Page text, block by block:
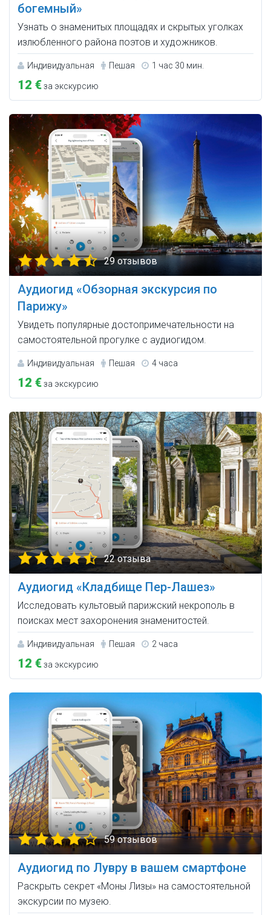
богемный»
Узнать о знаменитых площадях и скрытых уголках
излюбленного района поэтов и художников.
Индивидуальная Пешая 1 час 30 мин.
12 €за экскурсию
29 отзывов
Аудиогид «Обзорная экскурсия по
Парижу»
Увидеть популярные достопримечательности на
самостоятельной прогулке с аудиогидом.
Индивидуальная Пешая 4 часа
12 €за экскурсию
22 отзыва
Аудиогид «Кладбище Пер-Лашез»
Исследовать культовый парижский некрополь в
поисках мест захоронения знаменитостей.
Индивидуальная Пешая 2 часа
12 €за экскурсию
59 отзывов
Аудиогид по Лувру в вашем смартфоне
Раскрыть секрет «Моны Лизы» на самостоятельной
экскурсии по музею.